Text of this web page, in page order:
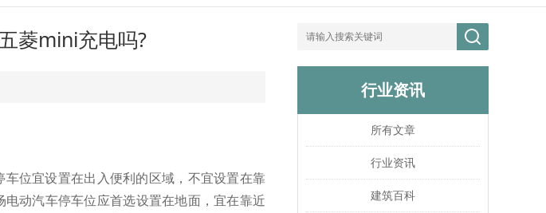
菱mini充电吗?
位宜设置在出入便利的区域，不宜设置在靠
动汽车停车位应首选设置在地面，宜在靠近
行业资讯
所有文章
行业资讯
建筑百科